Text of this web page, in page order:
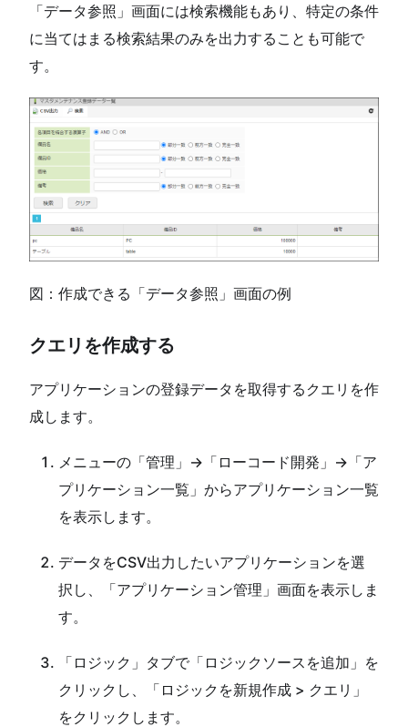
「データ参照」画面には検索機能もあり、特定の条件
に当てはまる検索結果のみを出力することも可能で
す。
図：作成できる「データ参照」画面の例
クエリを作成する
アプリケーションの登録データを取得するクエリを作
成します。
メニューの「管理」→「ローコード開発」→「ア
プリケーション一覧」からアプリケーション一覧
を表示します。
データをCSV出力したいアプリケーションを選
択し、「アプリケーション管理」画面を表示しま
す。
「ロジック」タブで「ロジックソースを追加」を
クリックし、「ロジックを新規作成 > クエリ」
をクリックします。